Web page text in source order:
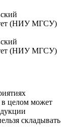
(НИУ МГСУ)
(НИУ МГСУ)
в целом может
складывать